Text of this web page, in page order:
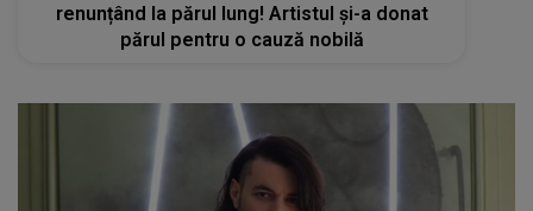
renunțând la părul lung! Artistul și-a donat
părul pentru o cauză nobilă